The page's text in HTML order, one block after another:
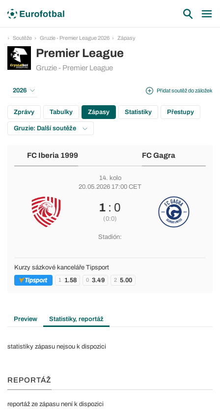
Soutěže Gruzie - Premier League 2026 Zápasy
Premier League
Gruzie - Premier League
Přidat soutěž do záložek
2026
Zprávy Tabulky Zápasy Statistiky Přestupy
Gruzie: Další soutěže
FC Iberia 1999 FC Gagra
14. kolo
20.05.2026 17:00 CET
1 : 0
(0:0)
Stadión:
Kurzy sázkové kanceláře Tipsport
1 1.58 0 3.49 2 5.00
Preview Statistiky, reportáž
statistiky zápasu nejsou k dispozici
REPORTÁŽ
reportáž ze zápasu není k dispozici